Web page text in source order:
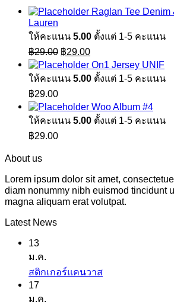
Raglan Tee
Lauren
ให้คะแนน 5.00 ตั้งแต่ 1-5 คะแนน
฿29.00 Original
price
was:
฿29.00.
฿29.00Current
price
is:
฿29.00.
On1 Jersey UNIF
ให้คะแนน 5.00 ตั้งแต่ 1-5 คะแนน
฿29.00
Woo Album #4
ให้คะแนน 5.00 ตั้งแต่ 1-5 คะแนน
฿29.00
About us
Lorem ipsum dolor sit amet,
diam nonummy nibh euismod tincidunt
magna aliquam erat volutpat.
Latest News
13
ม.ค.
สติกเกอร์แคนวาสไม่มี
17
ม.ค.